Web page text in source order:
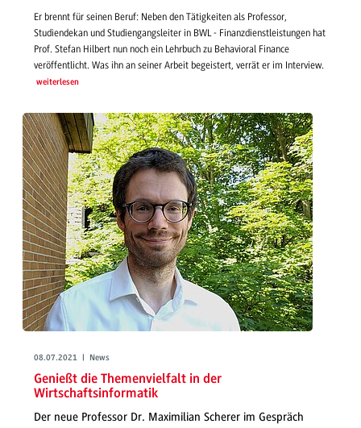
Er brennt für seinen Beruf: Neben den Tätigkeiten als Professor,
Studiendekan und Studiengangsleiter in BWL - Finanzdienstleistungen hat
Prof. Stefan Hilbert nun noch ein Lehrbuch zu Behavioral Finance
veröffentlicht. Was ihn an seiner Arbeit begeistert, verrät er im Interview.
weiterlesen
08.07.2021 | News
Genießt die Themenvielfalt in der
Wirtschaftsinformatik
Der neue Professor Dr. Maximilian Scherer im Gespräch